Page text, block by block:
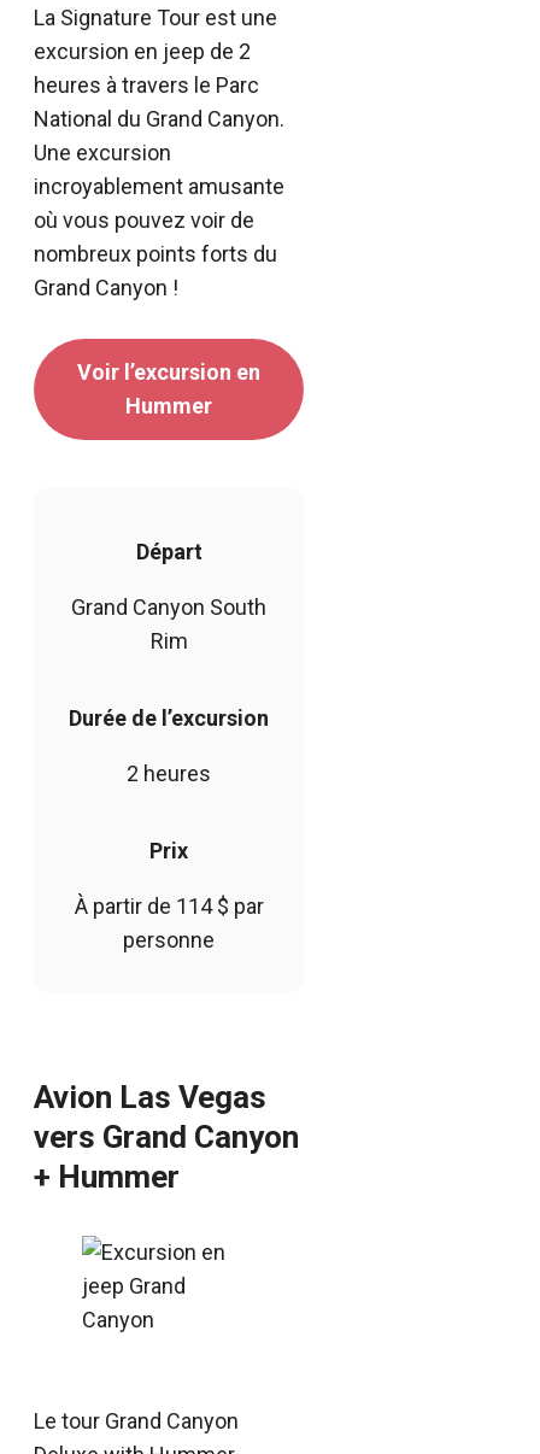
La Signature Tour est une
excursion en jeep de 2
heures à travers le Parc
National du Grand Canyon.
Une excursion
incroyablement amusante
où vous pouvez voir de
nombreux points forts du
Grand Canyon !
Voir l’excursion en
Hummer
Départ
Grand Canyon South
Rim
Durée de l’excursion
2 heures
Prix
À partir de 114 $ par
personne
Avion Las Vegas
vers Grand Canyon
+ Hummer
Le tour Grand Canyon